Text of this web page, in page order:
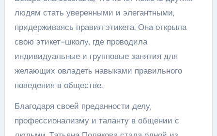
людям стать уверенными и элегантными,
придерживаясь правил этикета. Она открыла
свою этикет-школу, где проводила
индивидуальные и групповые занятия для
желающих овладеть навыками правильного
поведения в обществе.
Благодаря своей преданности делу,
профессионализму и таланту в общении с